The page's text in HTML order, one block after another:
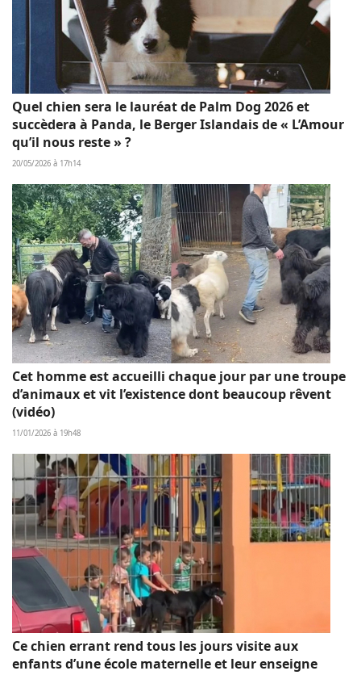
Quel chien sera le lauréat de Palm Dog 2026 et
succèdera à Panda, le Berger Islandais de « L’Amour
qu’il nous reste » ?
20/05/2026 à 17h14
Cet homme est accueilli chaque jour par une troupe
d’animaux et vit l’existence dont beaucoup rêvent
(vidéo)
11/01/2026 à 19h48
Ce chien errant rend tous les jours visite aux
enfants d’une école maternelle et leur enseigne